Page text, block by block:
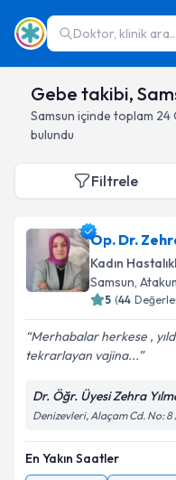
Doktor, klinik ara...
Gebe takibi,
Samsun içinde toplam 24
bulundu
Filtrele
Op. Dr.
Kadın
Samsun,
5 (44
Merhabalar herkese ,
tekrarlayan vajina...
Dr. Öğr. Üyesi Zehra
Denizevleri, Alaçam Cd. No:
En Yakın Saatler